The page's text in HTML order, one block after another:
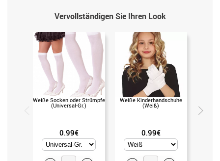
Vervollständigen Sie Ihren Look
Weiße Socken oder Strümpfe
(Universal-Gr.)
0.99€
Weiße Kinderhandschuhe
(Weiß)
0.99€